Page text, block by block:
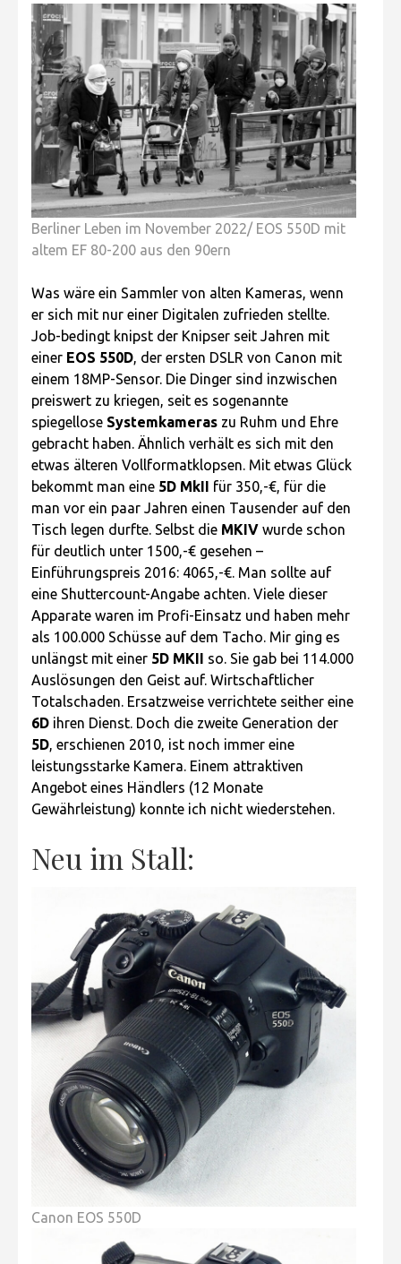
Berliner Leben im November 2022/ EOS 550D mit
altem EF 80-200 aus den 90ern
Was wäre ein Sammler von alten Kameras, wenn
er sich mit nur einer Digitalen zufrieden stellte.
Job-bedingt knipst der Knipser seit Jahren mit
einer EOS 550D, der ersten DSLR von Canon mit
einem 18MP-Sensor. Die Dinger sind inzwischen
preiswert zu kriegen, seit es sogenannte
spiegellose Systemkameras zu Ruhm und Ehre
gebracht haben. Ähnlich verhält es sich mit den
etwas älteren Vollformatklopsen. Mit etwas Glück
bekommt man eine 5D MkII für 350,-€, für die
man vor ein paar Jahren einen Tausender auf den
Tisch legen durfte. Selbst die MKIV wurde schon
für deutlich unter 1500,-€ gesehen –
Einführungspreis 2016: 4065,-€. Man sollte auf
eine Shuttercount-Angabe achten. Viele dieser
Apparate waren im Profi-Einsatz und haben mehr
als 100.000 Schüsse auf dem Tacho. Mir ging es
unlängst mit einer 5D MKII so. Sie gab bei 114.000
Auslösungen den Geist auf. Wirtschaftlicher
Totalschaden. Ersatzweise verrichtete seither eine
6D ihren Dienst. Doch die zweite Generation der
5D, erschienen 2010, ist noch immer eine
leistungsstarke Kamera. Einem attraktiven
Angebot eines Händlers (12 Monate
Gewährleistung) konnte ich nicht wiederstehen.
Neu im Stall:
Canon EOS 550D